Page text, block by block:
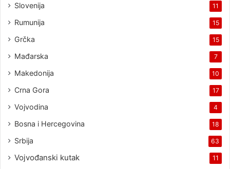
Slovenija 11
Rumunija 15
Grčka 15
Mađarska 7
Makedonija 10
Crna Gora 17
Vojvodina 4
Bosna i Hercegovina 18
Srbija 63
Vojvođanski kutak 11